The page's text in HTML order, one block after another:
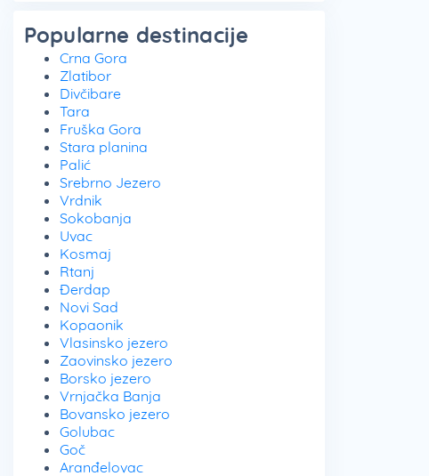
Popularne destinacije
Crna Gora
Zlatibor
Divčibare
Tara
Fruška Gora
Stara planina
Palić
Srebrno Jezero
Vrdnik
Sokobanja
Uvac
Kosmaj
Rtanj
Đerdap
Novi Sad
Kopaonik
Vlasinsko jezero
Zaovinsko jezero
Borsko jezero
Vrnjačka Banja
Bovansko jezero
Golubac
Goč
Aranđelovac